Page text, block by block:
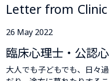
Letter from
26 May 2022
臨床心理士・公認
大人でも子どもでも、日々